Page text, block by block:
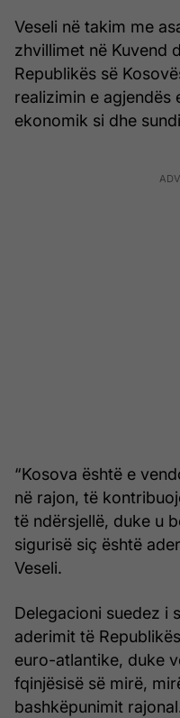
Veseli në takim me
zhvillimet në Kuvend
Republikës së
realizimin e agjendës
ekonomik si dhe
“Kosova është e
në rajon, të
të ndërsjellë, duke u
sigurisë siç është
Veseli.
Delegacioni suedez i
aderimit të
euro-atlantike, duke
fqinjësisë së mirë,
bashkëpunimit